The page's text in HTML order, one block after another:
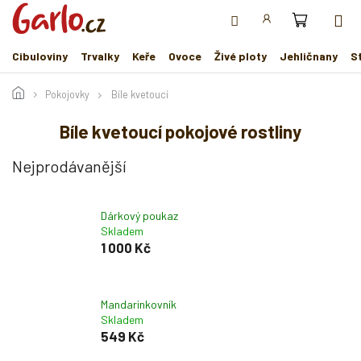
Přejít
obsah
Cibuloviny
Trvalky Keře Ovoce Živé ploty Jehličnany
Pokojovky Bíle kvetoucí
Bíle kvetoucí pokojové rostliny
Nejprodávanější
Dárkový poukaz
Skladem
1 000 Kč
Mandarinkovník
Skladem
549 Kč